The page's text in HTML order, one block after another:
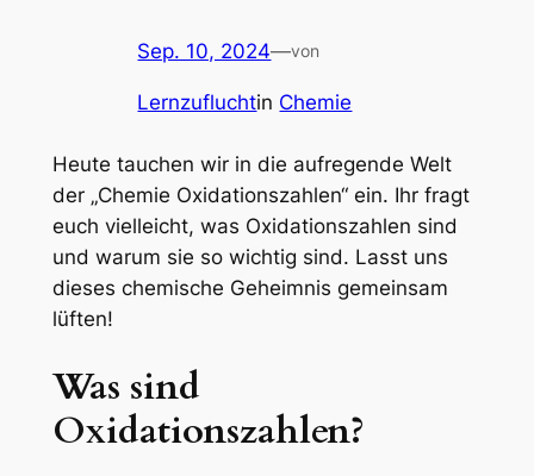
Sep. 10, 2024—von
Lernzufluchtin Chemie
Heute tauchen wir in die aufregende Welt
der „Chemie Oxidationszahlen“ ein. Ihr fragt
euch vielleicht, was Oxidationszahlen sind
und warum sie so wichtig sind. Lasst uns
dieses chemische Geheimnis gemeinsam
lüften!
Was sind
Oxidationszahlen?